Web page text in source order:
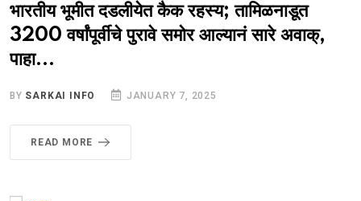
भारतीय भूमीत दडलीयेत कैक रहस्य; तामिळनाडूत
3200 वर्षांपूर्वीचे पुरावे समोर आल्यानं सारे अवाक्,
पाहा...
BY SARKAI INFO JANUARY 7, 2025
READ MORE